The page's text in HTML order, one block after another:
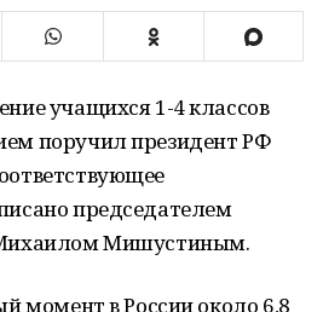
учащихся 1-4 классов
поручил президент РФ
председателем
Мишустиным.
момент в России около 6,8